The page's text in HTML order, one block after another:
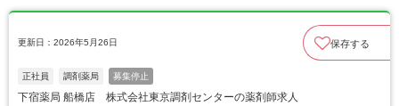
更新日：2026年5月26日 保存する
正社員 調剤薬局 募集停止
下宿薬局 船橋店 株式会社東京調剤センターの薬剤師求人